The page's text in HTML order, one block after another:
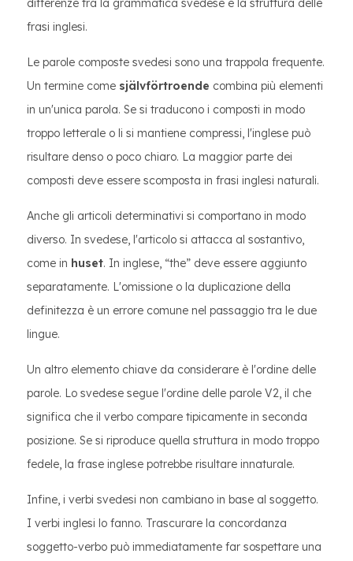
differenze tra la grammatica svedese e la struttura delle
frasi inglesi.
Le parole composte svedesi sono una trappola frequente.
Un termine come självförtroende combina più elementi
in un'unica parola. Se si traducono i composti in modo
troppo letterale o li si mantiene compressi, l'inglese può
risultare denso o poco chiaro. La maggior parte dei
composti deve essere scomposta in frasi inglesi naturali.
Anche gli articoli determinativi si comportano in modo
diverso. In svedese, l'articolo si attacca al sostantivo,
come in huset. In inglese, “the” deve essere aggiunto
separatamente. L'omissione o la duplicazione della
definitezza è un errore comune nel passaggio tra le due
lingue.
Un altro elemento chiave da considerare è l'ordine delle
parole. Lo svedese segue l'ordine delle parole V2, il che
significa che il verbo compare tipicamente in seconda
posizione. Se si riproduce quella struttura in modo troppo
fedele, la frase inglese potrebbe risultare innaturale.
Infine, i verbi svedesi non cambiano in base al soggetto.
I verbi inglesi lo fanno. Trascurare la concordanza
soggetto-verbo può immediatamente far sospettare una